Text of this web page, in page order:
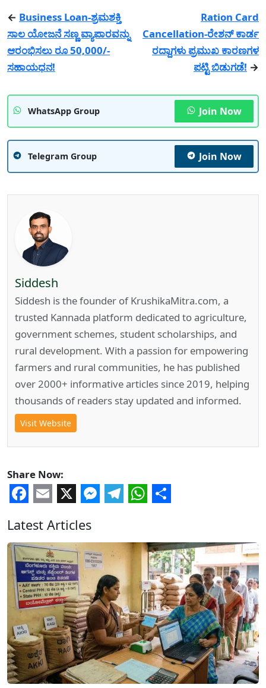
← Business Loan-ಶ್ರಮಶಕ್ತಿ
ಸಾಲ ಯೋಜನೆ ಸಣ್ಣ ವ್ಯಾಪಾರವನ್ನು
ಆರಂಭಿಸಲು ರೂ 50,000/-
ಸಹಾಯಧನ!
Ration Card
Cancellation-ರೇಶನ್ ಕಾರ್ಡ
ರದ್ದಾಗಳು ಪ್ರಮುಖ ಕಾರಣಗಳ
ಪಟ್ಟಿ ಬಿಡುಗಡೆ! →
WhatsApp Group Join Now
Telegram Group Join Now
Siddesh
Siddesh is the founder of KrushikaMitra.com, a
trusted Kannada platform dedicated to agriculture,
government schemes, student scholarships, and
rural development. With a passion for empowering
farmers and rural communities, he has published
over 2000+ informative articles since 2019, helping
thousands of readers stay updated and informed.
Visit Website
Share Now:
Latest Articles